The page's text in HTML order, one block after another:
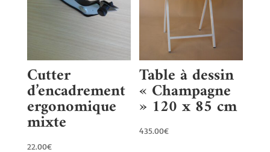
Cutter
d’encadrement
ergonomique
mixte
22.00€
Table à dessin
« Champagne
» 120 x 85 cm
435.00€